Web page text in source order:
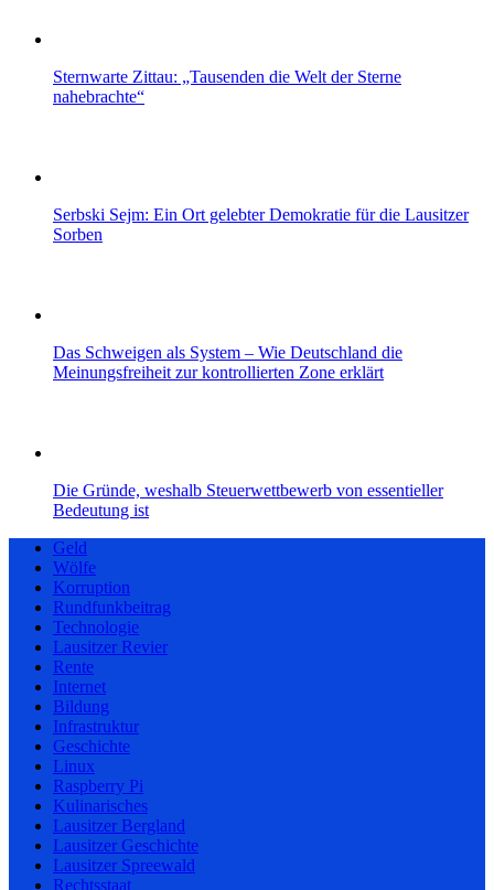
Sternwarte Zittau: „Tausenden die Welt der Sterne
nahebrachte“
Serbski Sejm: Ein Ort gelebter Demokratie für die Lausitzer
Sorben
Das Schweigen als System – Wie Deutschland die
Meinungsfreiheit zur kontrollierten Zone erklärt
Die Gründe, weshalb Steuerwettbewerb von essentieller
Bedeutung ist
Geld
Wölfe
Korruption
Rundfunkbeitrag
Technologie
Lausitzer Revier
Rente
Internet
Bildung
Infrastruktur
Geschichte
Linux
Raspberry Pi
Kulinarisches
Lausitzer Bergland
Lausitzer Geschichte
Lausitzer Spreewald
Rechtsstaat